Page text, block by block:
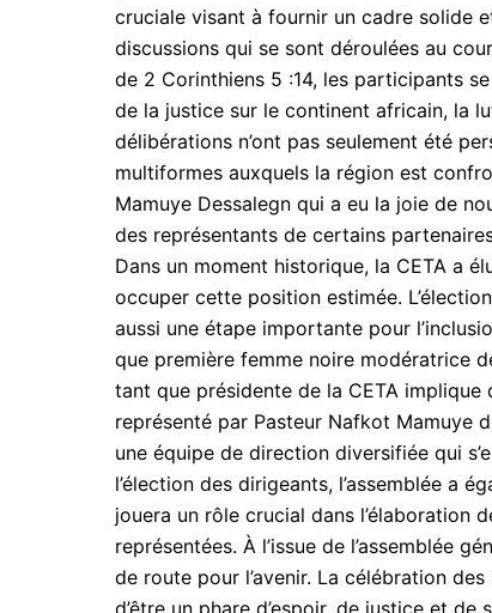
cruciale visant à fournir un cadre solide
discussions qui se sont déroulées au
de 2 Corinthiens 5 :14, les participants
de la justice sur le continent africain, la
délibérations n’ont pas seulement été
multiformes auxquels la région est
Mamuye Dessalegn qui a eu la joie de
des représentants de certains
Dans un moment historique, la CETA a
occuper cette position estimée.
aussi une étape importante pour
que première femme noire modératrice
tant que présidente de la CETA
représenté par Pasteur Nafkot Mamuye
une équipe de direction diversifiée qui
l’élection des dirigeants, l’assemblée a
jouera un rôle crucial dans l’élaboration
représentées. À l’issue de l’assemblée
de route pour l’avenir. La célébration